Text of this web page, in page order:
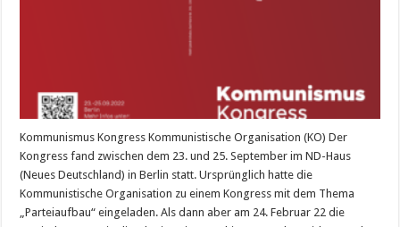
Kommunismus Kongress Kommunistische Organisation (KO) Der
Kongress fand zwischen dem 23. und 25. September im ND-Haus
(Neues Deutschland) in Berlin statt. Ursprünglich hatte die
Kommunistische Organisation zu einem Kongress mit dem Thema
„Parteiaufbau“ eingeladen. Als dann aber am 24. Februar 22 die